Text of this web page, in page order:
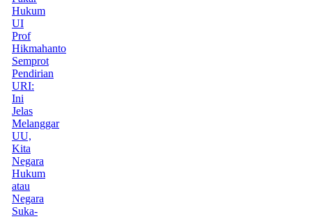
Hukum
UI
Prof
Hikmahanto
Semprot
Pendirian
URI:
Ini
Jelas
Melanggar
UU,
Kita
Negara
Hukum
atau
Negara
Suka-